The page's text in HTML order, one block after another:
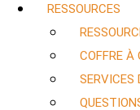
RESSOURCES
COFFRE À
SERVICES